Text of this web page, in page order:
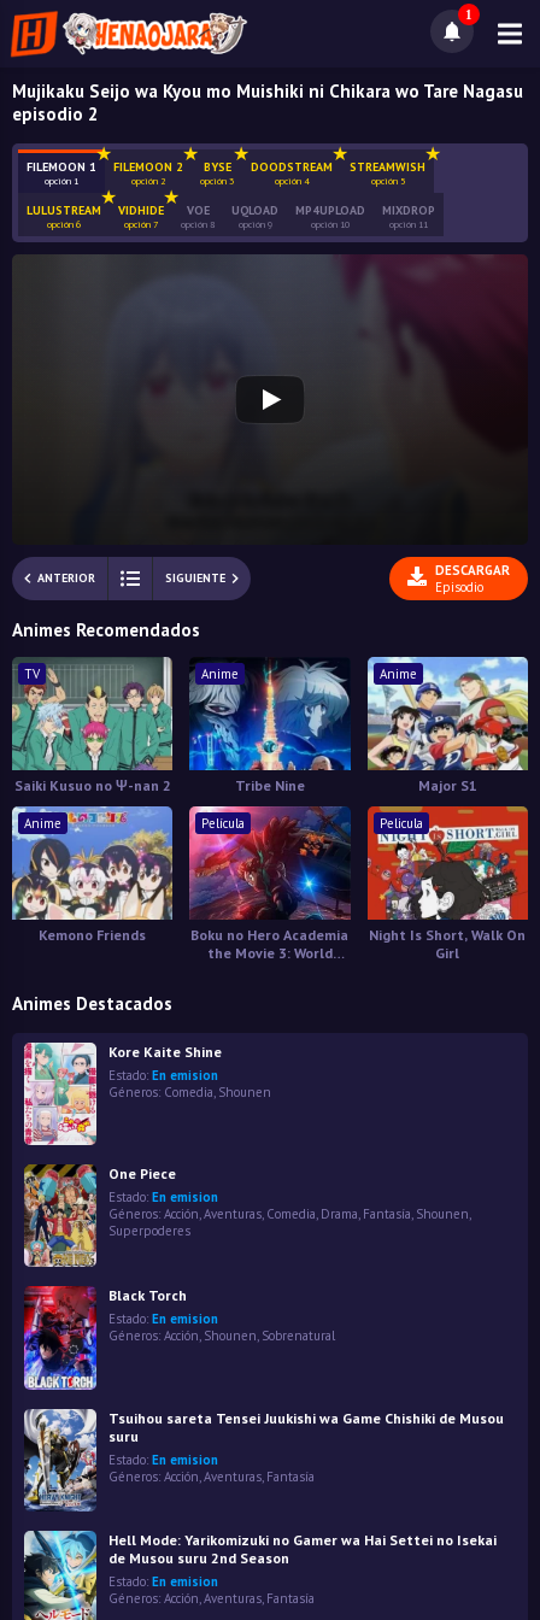
1
Mujikaku Seijo wa Kyou mo Muishiki ni Chikara wo Tare Nagasu
episodio 2
FILEMOON 1
opción 1
FILEMOON 2
opción 2
BYSE
opción 3
DOODSTREAM
opción 4
STREAMWISH
opción 5
LULUSTREAM
opción 6
VIDHIDE
opción 7
VOE
opción 8
UQLOAD
opción 9
MP4UPLOAD
opción 10
MIXDROP
opción 11
ANTERIOR SIGUIENTE
DESCARGAR
Episodio
Animes Recomendados
TV
Saiki Kusuo no Ψ-nan 2
Anime
Tribe Nine
Anime
Major S1
Anime
Kemono Friends
Película
Boku no Hero Academia
the Movie 3: World
Pelicula
Night Is Short, Walk On
Girl
Animes Destacados
Kore Kaite Shine
Estado: En emision
Géneros: Comedia Shounen
One Piece
Estado: En emision
Géneros: Acción,Aventuras, Comedia, Drama, Fantasía, Shounen
Superpoderes
Black Torch
Estado: En emision
Géneros: Acción, Shounen, Sobrenatural
Tsuihou sareta Tensei Juukishi wa Game Chishiki de Musou
suru
Estado: En emision
Géneros: Acción Aventuras Fantasía
Hell Mode: Yarikomizuki no Gamer wa Hai Settei no Isekai
de Musou suru 2nd Season
Estado: En emision
Géneros: Acción,Aventuras, Fantasía